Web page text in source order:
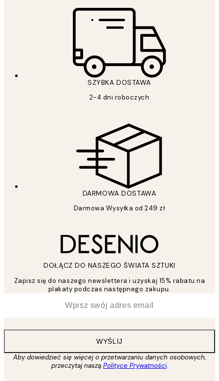
SZYBKA DOSTAWA
2-4 dni roboczych
DARMOWA DOSTAWA
Darmowa Wysyłka od 249 zł
DOŁĄCZ DO NASZEGO ŚWIATA SZTUKI
Zapisz się do naszego newslettera i uzyskaj 15% rabatu na
plakaty podczas następnego zakupu.
WYŚLIJ
Aby dowiedzieć się więcej o przetwarzaniu danych osobowych,
przeczytaj naszą Polityce Prywatności.